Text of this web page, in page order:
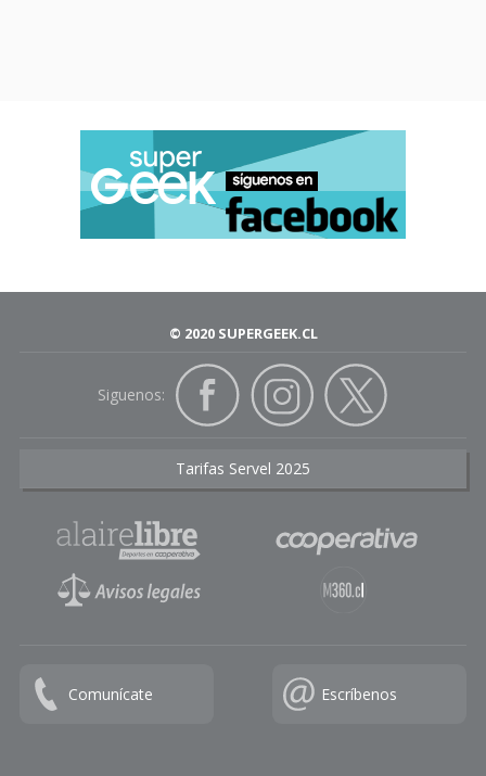
© 2020 SUPERGEEK.CL
Siguenos:
Tarifas Servel 2025
Comunícate Escríbenos